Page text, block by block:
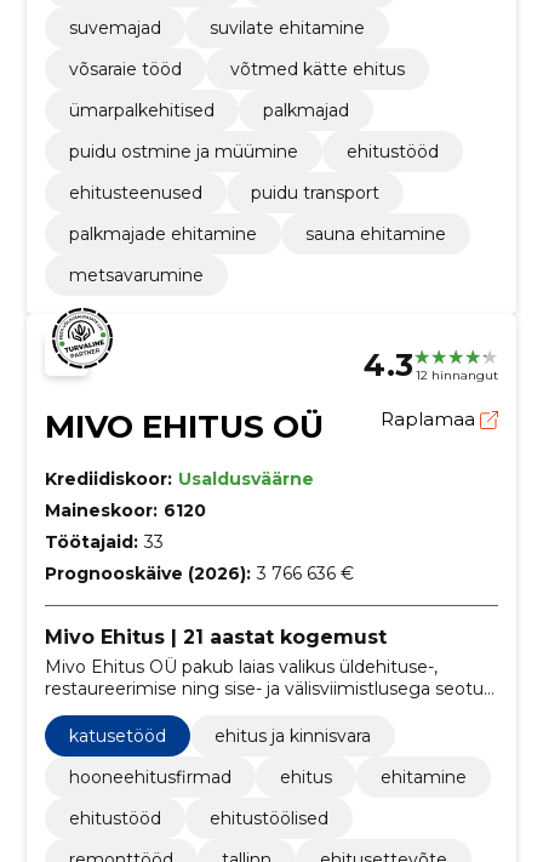
suvemajad
suvilate ehitamine
võsaraie tööd
võtmed kätte ehitus
ümarpalkehitised
palkmajad
puidu ostmine ja müümine
ehitustööd
ehitusteenused
puidu transport
palkmajade ehitamine
sauna ehitamine
metsavarumine
4.3 12 hinnangut
MIVO EHITUS OÜ Raplamaa
Krediidiskoor: Usaldusväärne
Maineskoor: 6120
Töötajaid: 33
Prognooskäive (2026): 3 766 636 €
Mivo Ehitus | 21 aastat kogemust
Mivo Ehitus OÜ pakub laias valikus üldehituse-,
restaureerimise ning sise- ja välisviimistlusega seotud
teenuseid.
katusetööd
ehitus ja kinnisvara
hooneehitusfirmad
ehitus
ehitamine
ehitustööd
ehitustöölised